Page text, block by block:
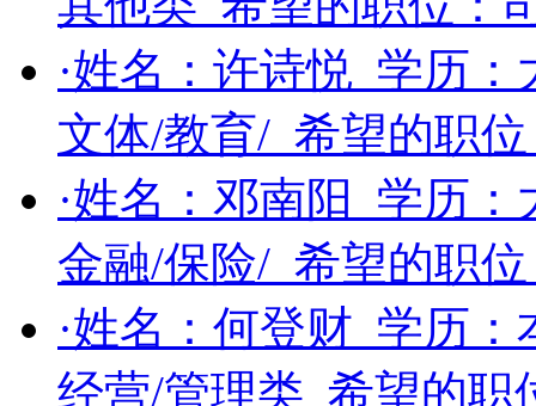
·姓名： 许诗悦 学历：
文体/教育/ 希望的职
·姓名： 邓南阳 学历：
金融/保险/ 希望的职
·姓名： 何登财 学历：
经营/管理类 希望的职